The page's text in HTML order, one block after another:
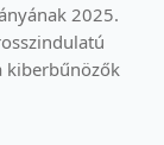
2025.
kiberbűnözők